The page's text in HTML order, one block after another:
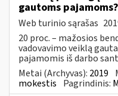
gautoms pajamoms?
Web turinio sąrašas
20 proc. – mažosios
vadovavimo veiklą
pajamomis iš darbo
Metai (Archyvas): 2019
mokestis Pagrindinis: